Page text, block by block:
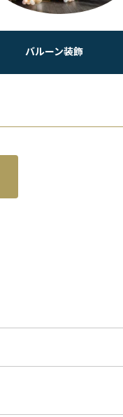
バルーン装飾